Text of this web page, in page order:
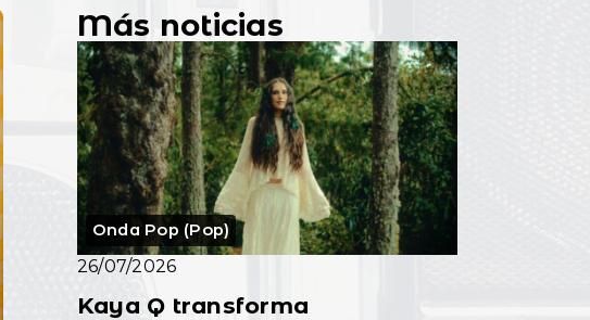
Más noticias
Onda Pop (Pop)
26/07/2026
Kaya Q transforma